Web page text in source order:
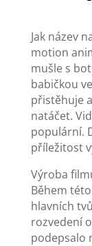
Jak název
motion
mušle s
babičkou
přistěhuje
natáčet.
populární.
příležitost
Výroba
Během
hlavních
rozvedení
podepsalo